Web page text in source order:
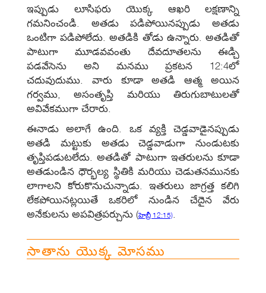
ఇప్పుడు లూసిఫరు యొక్క ఆఖరి లక్షణాన్ని
గమనించండి. అతడు పడిపోయినప్పుడు అతడు
ఒంటిగా పడిపోలేదు. అతడికి తోడు ఉన్నారు. అతడితో
పాటుగా మూడవవంతు దేవదూతలను ఈడ్చి
పడవేసెను అని మనము ప్రకటన 12:4లో
చదువుదుము. వారు కూడా అతడి ఆత్మ అయిన
గర్వము, అసంతృప్తి మరియు తిరుగుబాటులతో
అవివేకముగా చేరారు.
ఈనాడు అలాగే ఉంది. ఒక వ్యక్తి చెడ్డవాడైనప్పుడు
అతడి మట్టుకు అతడు చెడ్డవాడుగా నుండుటకు
తృప్తిపడుటలేదు. అతడితో పాటుగా ఇతరులను కూడా
అతడుండిన ధౌర్భల్య స్థితికి మరియు చెడుతనమునకు
లాగాలని కోరుకొనుచున్నాడు. ఇతరులు జాగ్రత్త కలిగి
లేకపోయినట్లయితే ఒకరిలో నుండిన చేదైన వేరు
అనేకులను అపవిత్రపర్చును (హెబ్రీ 12:15)
సాతాను యొక్క మోసము